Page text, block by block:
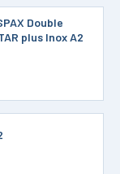
Double
plus Inox A2